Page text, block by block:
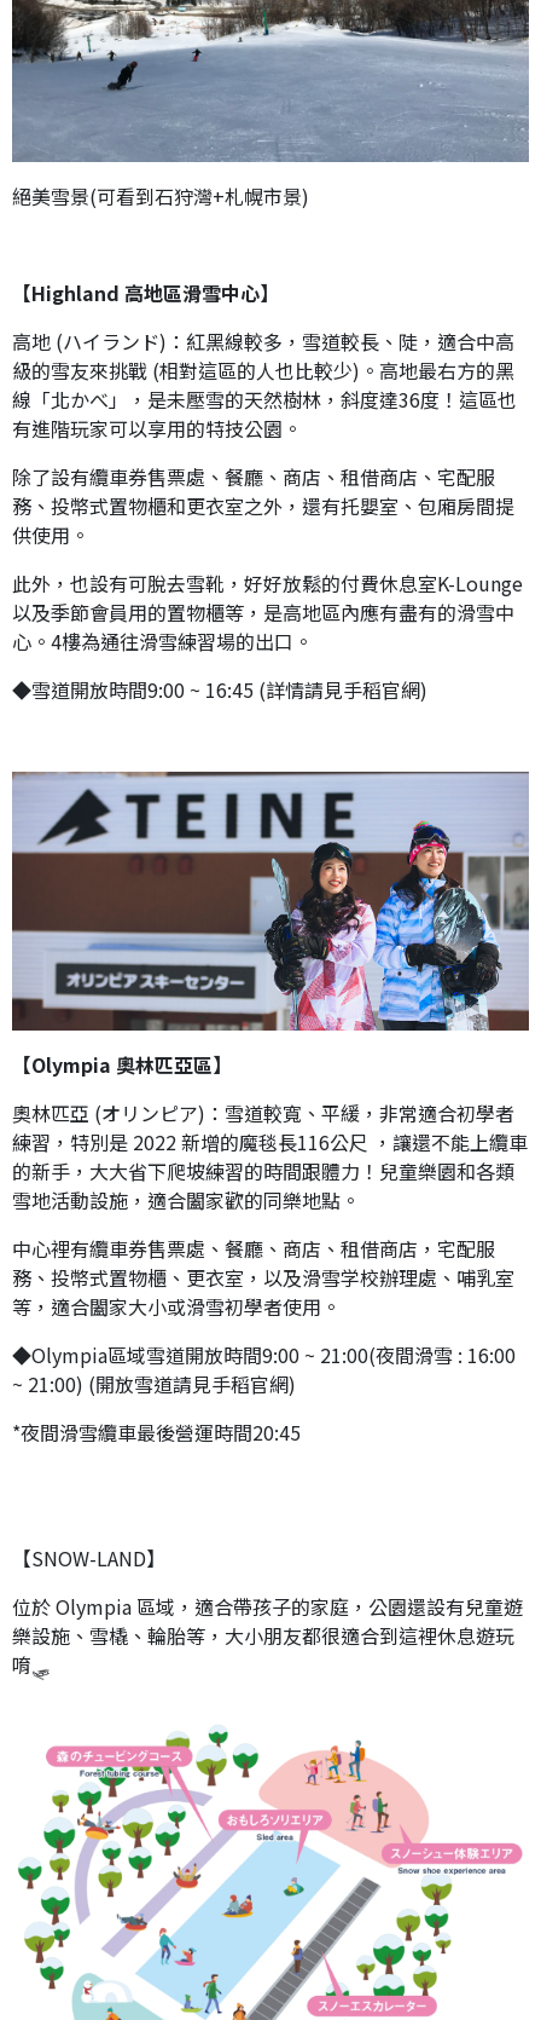
絕美雪景(可看到石狩灣+札幌市景)
【Highland 高地區滑雪中心】
高地 (ハイランド)：紅黑線較多，雪道較長、陡，適合中高
級的雪友來挑戰 (相對這區的人也比較少)。高地最右方的黑
線「北かべ」，是未壓雪的天然樹林，斜度達36度！這區也
有進階玩家可以享用的特技公園。
除了設有纜車券售票處、餐廳、商店、租借商店、宅配服
務、投幣式置物櫃和更衣室之外，還有托嬰室、包廂房間提
供使用。
此外，也設有可脫去雪靴，好好放鬆的付費休息室K-Lounge
以及季節會員用的置物櫃等，是高地區內應有盡有的滑雪中
心。4樓為通往滑雪練習場的出口。
◆雪道開放時間9:00 ~ 16:45 (詳情請見手稻官網)
【Olympia 奧林匹亞區】
奧林匹亞 (オリンピア)：雪道較寬、平緩，非常適合初學者
練習，特別是 2022 新增的魔毯長116公尺 ，讓還不能上纜車
的新手，大大省下爬坡練習的時間跟體力！兒童樂園和各類
雪地活動設施，適合闔家歡的同樂地點。
中心裡有纜車券售票處、餐廳、商店、租借商店，宅配服
務、投幣式置物櫃、更衣室，以及滑雪学校辦理處、哺乳室
等，適合闔家大小或滑雪初學者使用。
◆Olympia區域雪道開放時間9:00 ~ 21:00(夜間滑雪 : 16:00
~ 21:00) (開放雪道請見手稻官網)
*夜間滑雪纜車最後營運時間20:45
【SNOW-LAND】
位於 Olympia 區域，適合帶孩子的家庭，公園還設有兒童遊
樂設施、雪橇、輪胎等，大小朋友都很適合到這裡休息遊玩
唷🛷